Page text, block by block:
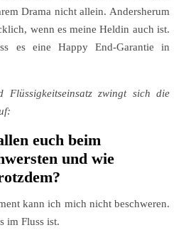
Drama nicht allein. Andersherum
wenn es meine Heldin auch ist.
es eine Happy End-Garantie in
zwingt sich die
euch beim
und wie
kann ich mich nicht beschweren.
im Fluss ist.